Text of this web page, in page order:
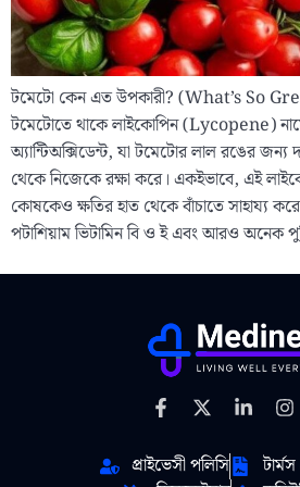
টমেটো কেন এত উপকারী? (What’s So
টমেটোতে থাকে লাইকোপিন (Lycopene)
অ্যান্টিঅক্সিডেন্ট, যা টমেটোর লাল রঙের জন্য
থেকে নিজেকে রক্ষা করে। একইভাবে, এই
কোষকেও ক্ষতির হাত থেকে বাঁচাতে সাহায্য
পটাশিয়াম ভিটামিন বি ও ই এবং আরও অনেক
প্রাইভেসী পলিসি